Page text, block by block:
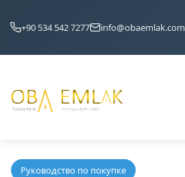
+90 534 542 7277 info@obaemlak.com
Руководство по покупке